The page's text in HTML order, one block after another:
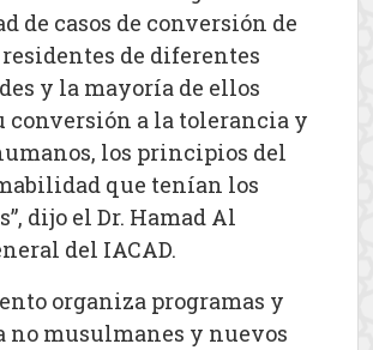
de casos de conversión de
de diferentes
y la mayoría de ellos
conversión a la tolerancia y
los principios del
que tenían los
dijo el Dr. Hamad Al
del IACAD.
organiza programas y
no musulmanes y nuevos